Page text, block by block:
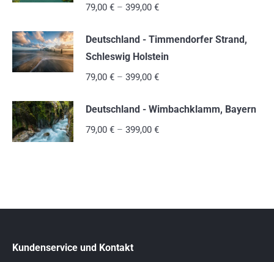
79,00 € – 399,00 €
Deutschland - Timmendorfer Strand,
Schleswig Holstein
79,00 € – 399,00 €
Deutschland - Wimbachklamm, Bayern
79,00 € – 399,00 €
Kundenservice und Kontakt